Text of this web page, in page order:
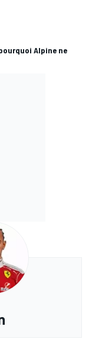
Alpine ne